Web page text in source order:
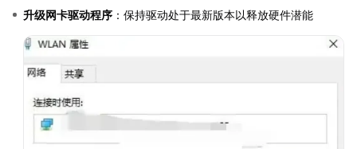
升级网卡驱动程序 ：保持驱动处于最新版本以释放硬件潜能